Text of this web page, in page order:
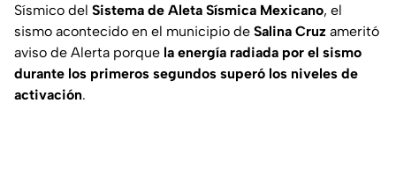
Sísmico del Sistema de Aleta Sísmica Mexicano, el
sismo acontecido en el municipio de Salina Cruz ameritó
aviso de Alerta porque la energía radiada por el sismo
durante los primeros segundos superó los niveles de
activación.